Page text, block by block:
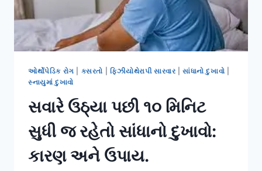
ઓર્થોપેડિક રોગ કસરતો ફિઝીયોથેરાપી સારવાર |સાંધાનો દુખાવો
સ્નાયુમાં દુખાવો
સવારે ઉઠ્યા પછી ૧૦ મિનિટ
સુધી જ રહેતો સાંધાનો દુખાવો:
કારણ અને ઉપાય.